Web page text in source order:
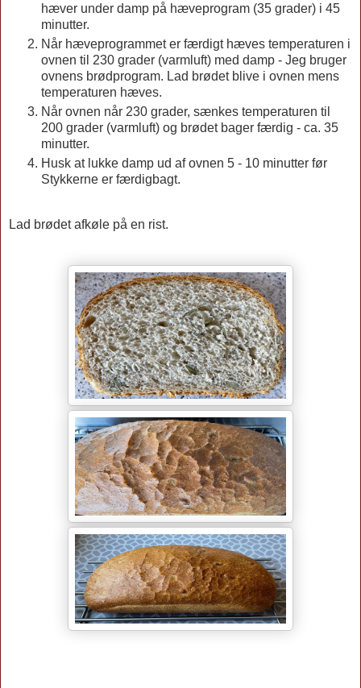
hæver under damp på hæveprogram (35 grader) i 45
minutter.
Når hæveprogrammet er færdigt hæves temperaturen i
ovnen til 230 grader (varmluft) med damp - Jeg bruger
ovnens brødprogram. Lad brødet blive i ovnen mens
temperaturen hæves.
Når ovnen når 230 grader, sænkes temperaturen til
200 grader (varmluft) og brødet bager færdig - ca. 35
minutter.
Husk at lukke damp ud af ovnen 5 - 10 minutter før
Stykkerne er færdigbagt.
Lad brødet afkøle på en rist.